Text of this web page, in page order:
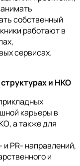
собственный
работают в
сервисах.
и НКО
карьеры в
а также для
PR- направлений,
и